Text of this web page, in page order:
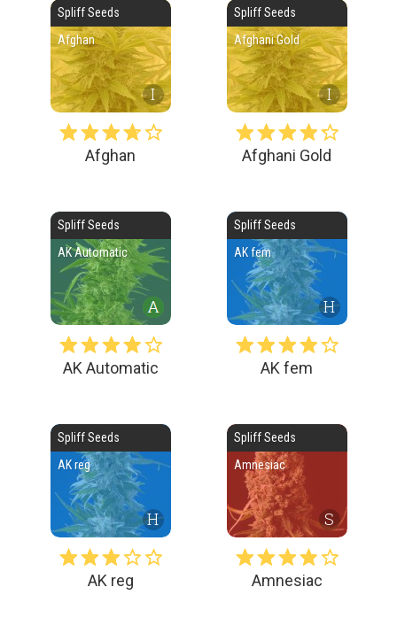
Spliff Seeds
Afghan
I
Afghan
Spliff Seeds
Afghani Gold
I
Afghani Gold
Spliff Seeds
AK Automatic
AK Automatic
Spliff Seeds
AK fem
H
AK fem
Spliff Seeds
AK reg
H
AK reg
Spliff Seeds
Amnesiac
S
Amnesiac